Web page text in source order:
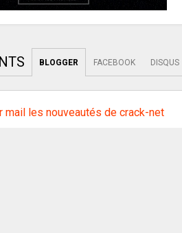
BLOGGER FACEBOOK DISQUS
mail les nouveautés de crack-net